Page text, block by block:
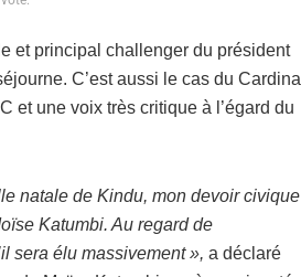
et principal challenger du président
C’est aussi le cas du Cardinal
et une voix très critique à l’égard du
natale de Kindu, mon devoir civique
Katumbi. Au regard de
sera élu massivement », a déclaré